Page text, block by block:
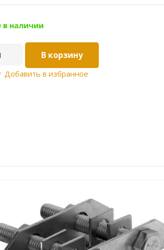
в наличии
В корзину
Добавить в избранное